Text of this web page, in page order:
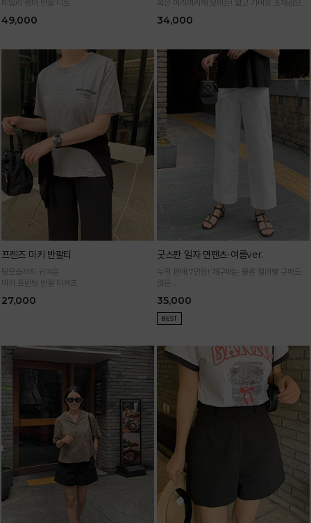
데일리 썸머 반팔 니트
49,000
목은 여리여리해 보이는! 얇고 가벼운 소재감으로
*블랙·주문폭주로 인한 입고지연·순차발송 진행중
34,000
프렌즈 미키 반팔티
뒷모습까지 귀여운
미키 프린팅 반팔 티셔츠
27,000
굿스판 일자 면팬츠-여름ver.
누적 판매 7만장! 재구매는 물론 컬러별 구매도
많은
35,000